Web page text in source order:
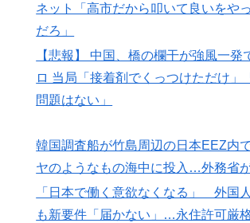
ネット「高市だから叩いて良いをや
だろ」
【悲報】 中国、橋の欄干が強風一発
ロ 当局「接着剤でくっつけただけ」
問題はない」
韓国調査船が竹島周辺の日本EEZ内
ヤのようなもの海中に投入…外務省が
「日本で働く意欲なくなる」 外国
も新要件「届かない」…永住許可厳